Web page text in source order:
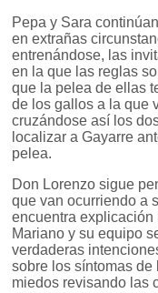
Pepa y Sara
en extrañas
entrenándose, las
en la que las reglas
que la pelea de ellas
de los gallos a la que
cruzándose así los
localizar a Gayarre
pelea.
Don Lorenzo sigue
que van ocurriendo a
encuentra
Mariano y su equipo
verdaderas
sobre los síntomas
miedos revisando las